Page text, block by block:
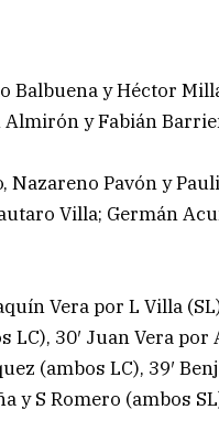
Balbuena y Héctor
Almirón y Fabián
Nazareno Pavón y
Villa; Germán
Vera por L Villa
30′ Juan Vera por
(ambos LC), 39′
y S Romero (ambos